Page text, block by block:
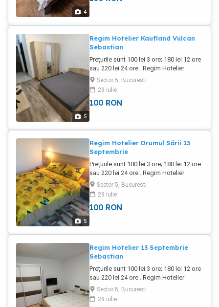
4
5
Regim Hotelier Kaufland Vulcan
Sebastian
Prețurile sunt 100 lei 3 ore; 180 lei 12 ore
sau 220 lei 24 ore . Regim Hotelier
Garsoniera 42 mp situata in zona 13
Septembrie Parc Sebastian .
Curățenie,discreție,internet wifi, televizor
LCD. Ne rezervam dreptul de a ne
Sector 5, Bucuresti
29 iulie
100 RON
5
Regim Hotelier Drumul Sării 13
Septembrie
Prețurile sunt 100 lei 3 ore; 180 lei 12 ore
sau 220 lei 24 ore . Regim Hotelier
Garsoniera 42 mp situata in zona 13
Septembrie Parc Sebastian .
Curățenie,discreție,internet wifi, televizor
LCD. Ne rezervam dreptul de a ne
Sector 5, Bucuresti
29 iulie
100 RON
Regim Hotelier 13 Septembrie
Sebastian
Prețurile sunt 100 lei 3 ore; 180 lei 12 ore
sau 220 lei 24 ore . Regim Hotelier
Garsoniera 42 mp situata in zona 13
Septembrie Parc Sebastian .
Curățenie,discreție,internet wifi, televizor
Sector 5, Bucuresti
29 iulie